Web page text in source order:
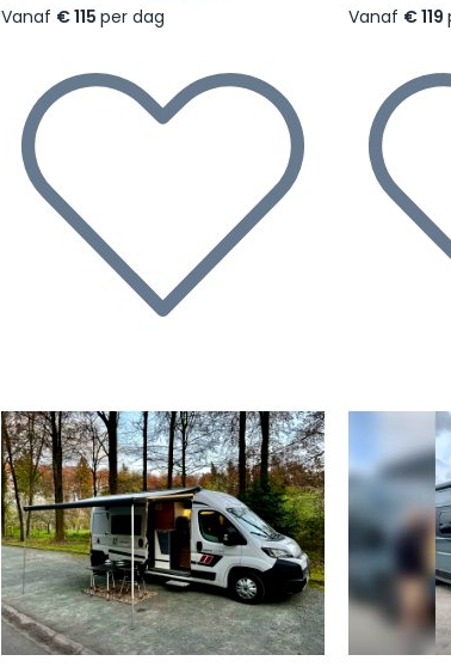
Vanaf € 115 per dag Vanaf € 119
Vorige Volgende Vorige